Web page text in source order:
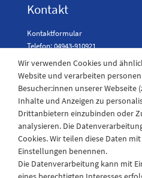
Kontakt
Kontaktformular
Telefon: 04943-910921
Laden Öffnungszeiten
Montag - Freitag
08:30 - 12:30 und 13.00 - 17.30
Samstags
08:30 bis 12:30 Uhr
Wir verwenden Cookies und
Website und verarbeiten
Besucher:innen unserer Webseite
Inhalte und Anzeigen zu
Drittanbietern einzubinden oder
analysieren. Die
Cookies. Wir teilen diese Daten
Einstellungen benennen.
Die Datenverarbeitung kann mit